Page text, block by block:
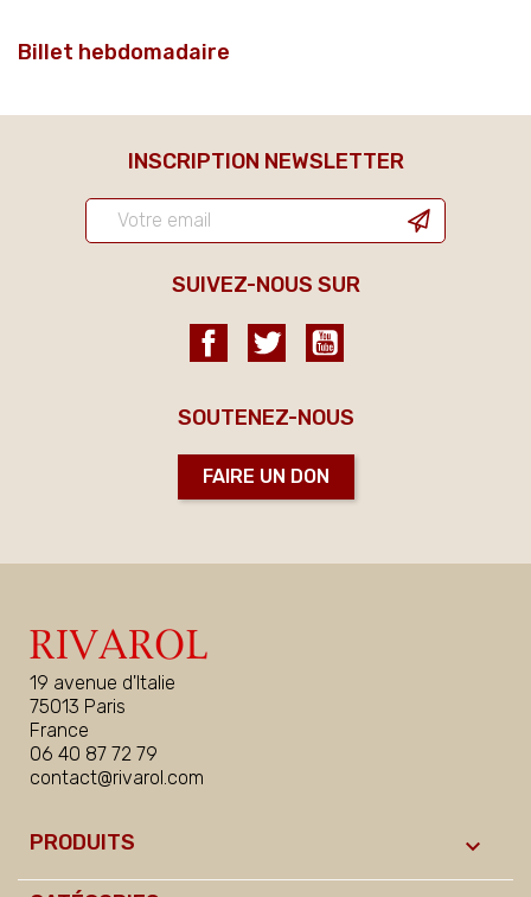
Billet hebdomadaire
INSCRIPTION NEWSLETTER
SUIVEZ-NOUS SUR
FacebookTwitter
SOUTENEZ-NOUS
FAIRE UN DON
19 avenue d'Italie
75013 Paris
France
06 40 87 72 79
contact@rivarol.com
PRODUITS 